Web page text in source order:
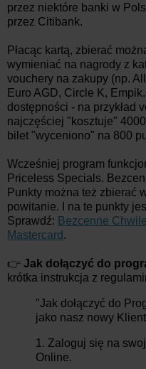
przez niektóre banki w
przez Citibank.
Płacąc kartą, zbierać
wymieniać na nagrody z
vouchery na zakupy (np.
Euro AGD, Circle K,
dostępności - na przykład
najczęściej "kosztuje"
bilet "wyceniono" na 800
Wcześniej program
Priceless Specials.
Punkty można też zbierać
powitanie. I na te punkty
Sprawdź: Bezcenne
Mastercard .
👉 Jak dołączyć do
krótka instrukcja z
"Jak dołączyć do
jako nasz nowy
1. Zaloguj się na
Online.